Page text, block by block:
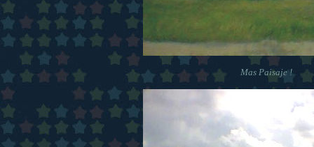
Mas Paisaje !